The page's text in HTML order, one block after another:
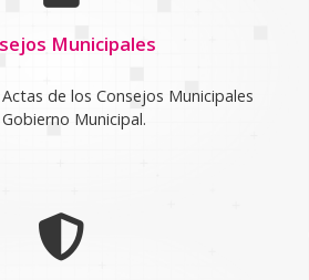
Municipales
de los Consejos Municipales
Municipal.